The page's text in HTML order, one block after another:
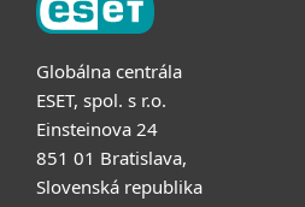
Globálna centrála
ESET, spol. s r.o.
Einsteinova 24
851 01 Bratislava,
Slovenská republika